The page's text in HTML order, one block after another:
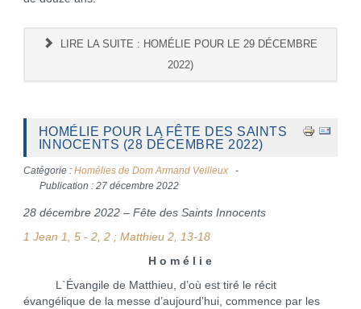
LIRE LA SUITE : HOMÉLIE POUR LE 29 DÉCEMBRE
2022)
HOMÉLIE POUR LA FÊTE DES SAINTS
INNOCENTS (28 DÉCEMBRE 2022)
Catégorie : Homélies de Dom Armand Veilleux
Publication : 27 décembre 2022
28 décembre 2022 – Fête des Saints Innocents
1 Jean 1, 5 - 2, 2 ; Matthieu 2, 13-18
H o m é l i e
L`Évangile de Matthieu, d’où est tiré le récit
évangélique de la messe d’aujourd’hui, commence par les